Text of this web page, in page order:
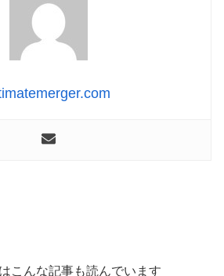
こんな記事も読んでいます